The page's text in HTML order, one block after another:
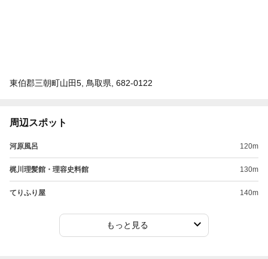
東伯郡三朝町山田5, 鳥取県, 682-0122
周辺スポット
河原風呂 120m
梶川理髪館・理容史料館 130m
てりふり屋 140m
もっと見る